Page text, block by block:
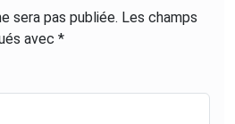
répondent à un unique
: promouvoir les marques qui
à l'économie française et
sera pas publiée. Les champs
avec *